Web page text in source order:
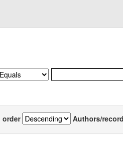
order Authors/record